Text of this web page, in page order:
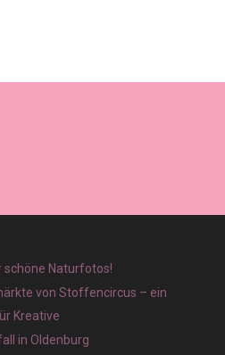
schöne Naturfotos!
von Stoffencircus – ein
Kreative
in Oldenburg